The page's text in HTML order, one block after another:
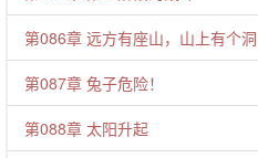
第086章 远方有座山，山上有个洞
第087章 兔子危险！
第088章 太阳升起